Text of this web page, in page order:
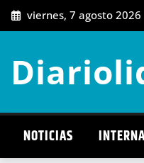
Saltar
al
viernes, 7 agosto 2026
NOTICIAS